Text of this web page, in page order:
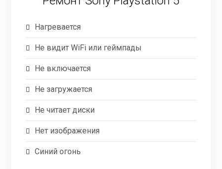
Нагревается
Не видит WiFi или геймпады
Не включается
Не загружается
Не читает диски
Нет изображения
Синий огонь